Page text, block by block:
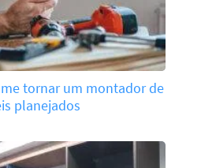
tornar um montador de
planejados